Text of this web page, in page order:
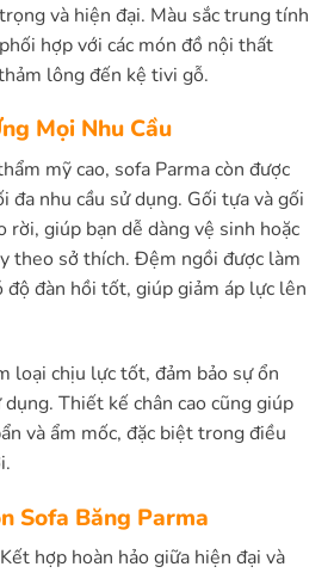
và hiện đại. Màu sắc trung tính
hợp với các món đồ nội thất
lông đến kệ tivi gỗ.
Mọi Nhu Cầu
mỹ cao, sofa Parma còn được
đa nhu cầu sử dụng. Gối tựa và gối
rời, giúp bạn dễ dàng vệ sinh hoặc
theo sở thích. Đệm ngồi được làm
độ đàn hồi tốt, giúp giảm áp lực lên
loại chịu lực tốt, đảm bảo sự ổn
Thiết kế chân cao cũng giúp
và ẩm mốc, đặc biệt trong điều
Sofa Băng Parma
hợp hoàn hảo giữa hiện đại và